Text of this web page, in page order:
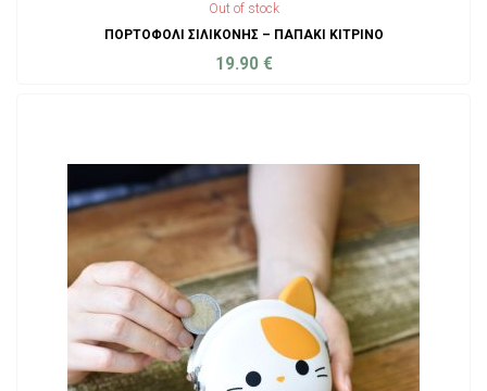
Out of stock
ΠΟΡΤΟΦΌΛΙ ΣΙΛΙΚΌΝΗΣ – ΠΑΠΆΚΙ ΚΊΤΡΙΝΟ
19.90 €